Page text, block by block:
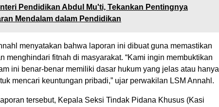
Pendidikan Abdul Mu'ti, Tekankan Pentingnya
Mendalam dalam Pendidikan
menyatakan bahwa laporan ini dibuat guna memastikan
menghindari fitnah di masyarakat. “Kami ingin membuktikan
ini benar-benar memiliki dasar hukum yang jelas atau hanya
mencari keuntungan pribadi,” ujar perwakilan LSM Annahl.
tersebut, Kepala Seksi Tindak Pidana Khusus (Kasi